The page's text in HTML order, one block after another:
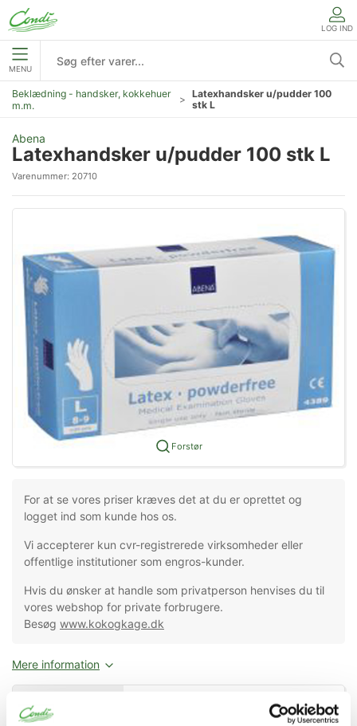
LOG IND
MENU
Beklædning - handsker, kokkehuer
m.m.
Latexhandsker u/pudder 100
stk L
Abena
Latexhandsker u/pudder 100 stk L
Varenummer: 20710
Forstør
For at se vores priser kræves det at du er oprettet og
logget ind som kunde hos os.
Vi accepterer kun cvr-registrerede virksomheder eller
offentlige institutioner som engros-kunder.
Hvis du ønsker at handle som privatperson henvises du til
vores webshop for private forbrugere.
Besøg www.kokogkage.dk
Mere information
Information Dokumenter